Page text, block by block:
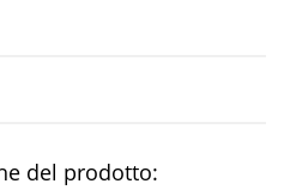
del prodotto: